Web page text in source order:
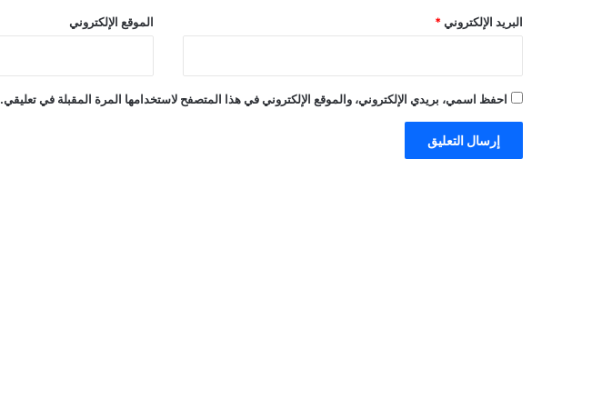
البريد الإلكتروني * الموقع الإلكتروني
احفظ اسمي، بريدي الإلكتروني، والموقع الإلكتروني في هذا المتصفح لاستخدامها المرة المقبلة في تعليقي.